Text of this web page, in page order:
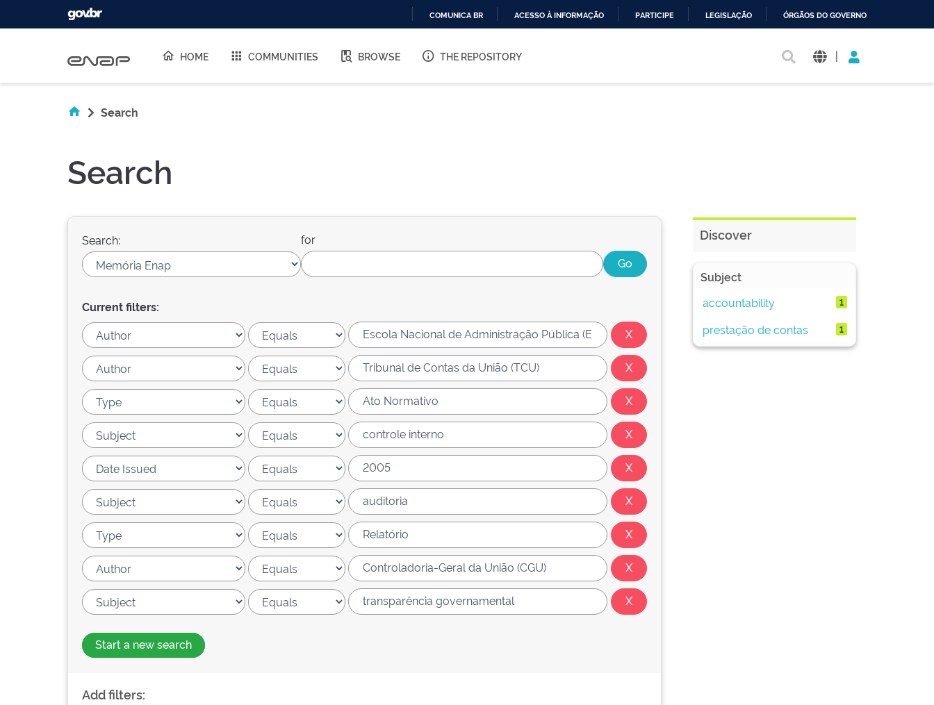
O
COMUNICA BR ACESSO À INFORMAÇÃO PARTICIPE LEGISLAÇÃO ÓRGÃOS DO GOVERNO
HOME COMMUNITIES BROWSE THE REPOSITORY |
Search
Search
Search: for
Current filters:
Start a new search
Add filters:
Discover
Subject
accountability
1
prestação de contas 1